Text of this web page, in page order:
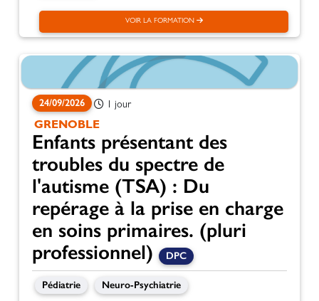
VOIR LA FORMATION
24/09/2026 1 jour
GRENOBLE
Enfants présentant des
troubles du spectre de
l'autisme (TSA) : Du
repérage à la prise en charge
en soins primaires. (pluri
professionnel)
DPC
Pédiatrie Neuro-Psychiatrie